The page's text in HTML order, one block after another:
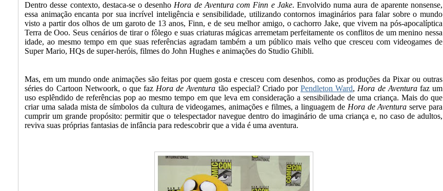
Dentro desse contexto, destaca-se o desenho Hora de Aventura com Finn e Jake. Envolvido numa aura de aparente nonsense,
essa animação encanta por sua incrível inteligência e sensibilidade, utilizando contornos imaginários para falar sobre o mundo
visto a partir dos olhos de um garoto de 13 anos, Finn, e de seu melhor amigo, o cachorro Jake, que vivem na pós-apocalíptica
Terra de Ooo. Seus cenários de tirar o fôlego e suas criaturas mágicas arremetam perfeitamente os conflitos de um menino nessa
idade, ao mesmo tempo em que suas referências agradam também a um público mais velho que cresceu com videogames de
Super Mario, HQs de super-heróis, filmes do John Hughes e animações do Studio Ghibli.
Mas, em um mundo onde animações são feitas por quem gosta e cresceu com desenhos, como as produções da Pixar ou outras
séries do Cartoon Netwoork, o que faz Hora de Aventura tão especial? Criado porPendleton Ward, Hora de Aventurafaz um
uso esplêndido de referências pop ao mesmo tempo em que leva em consideração a sensibilidade de uma criança. Mais do que
criar uma salada mista de símbolos da cultura de videogames, animações e filmes, a linguagem de Hora de Aventura serve para
cumprir um grande propósito: permitir que o telespectador navegue dentro do imaginário de uma criança e, no caso de adultos,
reviva suas próprias fantasias de infância para redescobrir que a vida é uma aventura.